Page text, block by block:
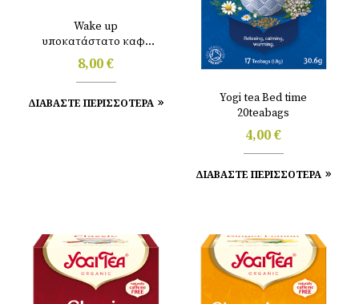
Wake up
υποκατάστατο καφέ
125gr Clipper
8,00€
ΔΙΑΒΑΣΤΕ ΠΕΡΙΣΣΟΤΕΡΑ
Yogi tea Bed time
20teabags
4,00€
ΔΙΑΒΑΣΤΕ ΠΕΡΙΣΣΟΤΕΡΑ